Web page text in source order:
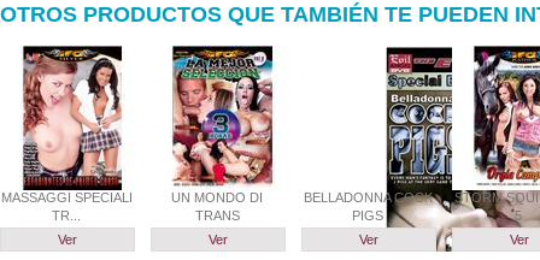
OTROS PRODUCTOS QUE TAMBIÉN TE PUEDEN
MASSAGGI SPECIALI
TR...
Ver
UN MONDO DI
TRANS
Ver
BELLADONNA COCK
PIGS
Ver
STORM
5
Ver